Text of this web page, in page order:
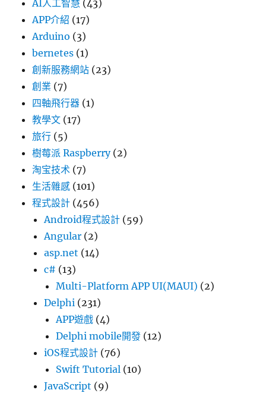
AI人工智慧 (43)
APP介紹 (17)
Arduino (3)
bernetes (1)
創新服務網站 (23)
創業 (7)
四軸飛行器 (1)
教學文 (17)
旅行 (5)
樹莓派 Raspberry(2)
淘宝技术 (7)
生活雜感 (101)
程式設計 (456)
Android程式設計 (59)
Angular (2)
asp.net (14)
c# (13)
Multi-Platform APP UI(MAUI) (2)
Delphi (231)
APP遊戲 (4)
Delphi mobile開發 (12)
iOS程式設計 (76)
Swift Tutorial (10)
JavaScript (9)